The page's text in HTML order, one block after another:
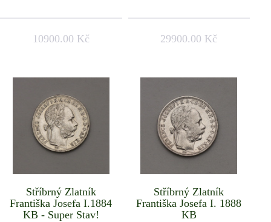
10900.00 Kč 29900.00 Kč
Stříbrný Zlatník
Františka Josefa I.1884
KB - Super Stav!
Stříbrný Zlatník
Františka Josefa I. 1888
KB